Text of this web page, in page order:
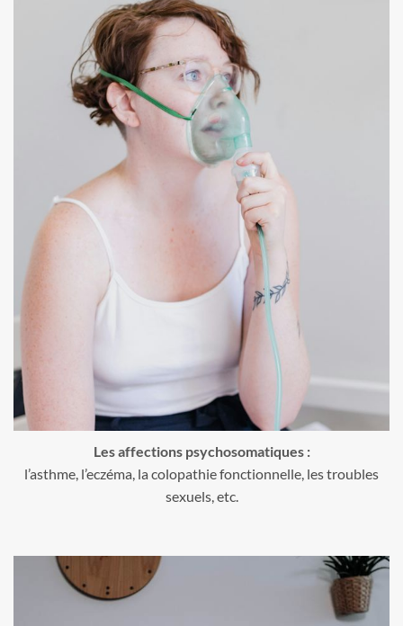
Les affections psychosomatiques :
l’asthme, l’eczéma, la colopathie fonctionnelle, les troubles
sexuels, etc.